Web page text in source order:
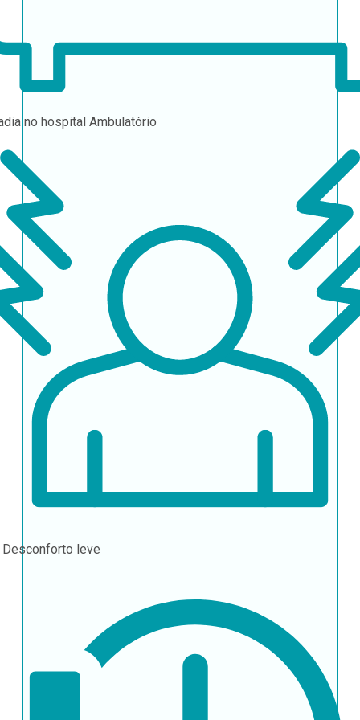
no hospital Ambulatório
Desconforto leve